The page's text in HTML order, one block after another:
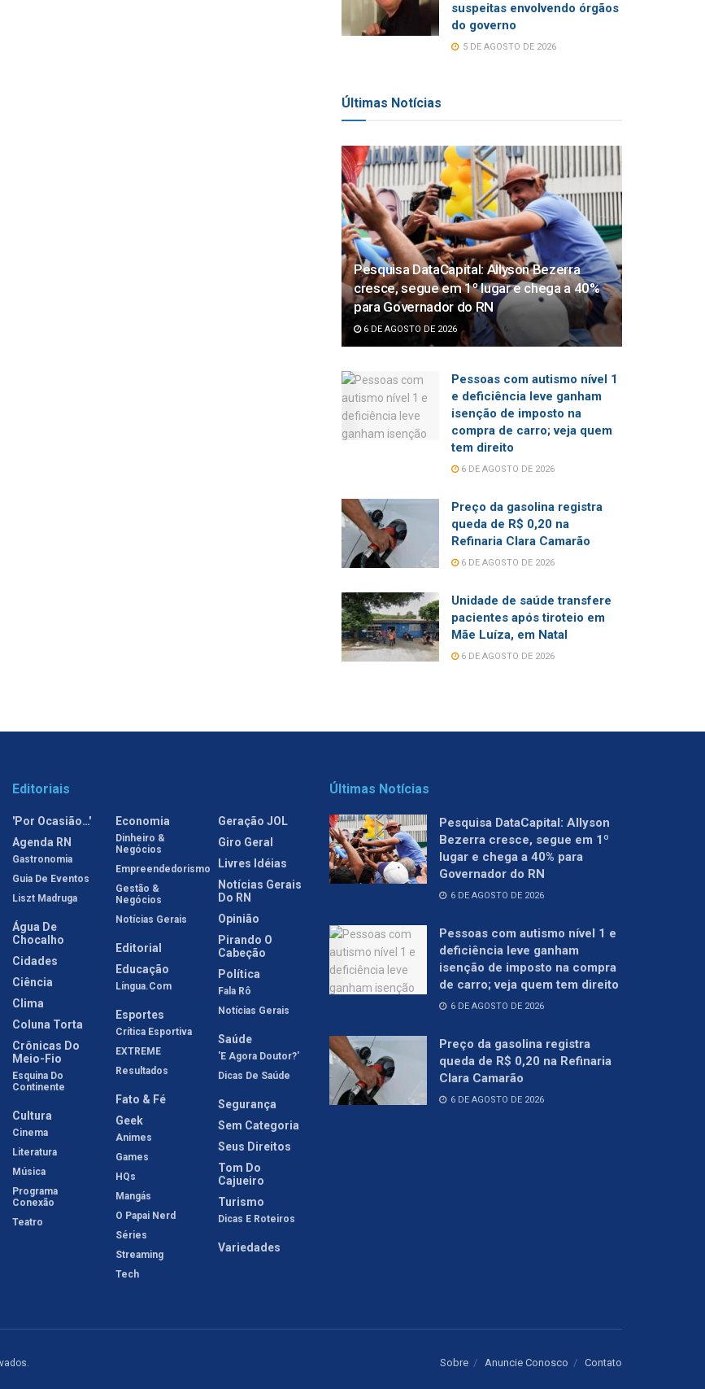
suspeitas envolvendo órgãos
do governo
5 DE AGOSTO DE 2026
Últimas Notícias
Pesquisa DataCapital: Allyson Bezerra
cresce, segue em 1º lugar e chega a 40%
para Governador do RN
6 DE AGOSTO DE 2026
Pessoas com autismo nível 1
e deficiência leve ganham
isenção de imposto na
compra de carro; veja quem
tem direito
6 DE AGOSTO DE 2026
Preço da gasolina registra
queda de R$ 0,20 na
Refinaria Clara Camarão
6 DE AGOSTO DE 2026
Unidade de saúde transfere
pacientes após tiroteio em
Mãe Luíza, em Natal
6 DE AGOSTO DE 2026
Editoriais
'Por Ocasião…'
Agenda RN
Gastronomia
Guia De Eventos
Liszt Madruga
Água De
Chocalho
Cidades
Ciência
Clima
Coluna Torta
Crônicas Do
Meio-Fio
Esquina Do
Continente
Cultura
Cinema
Literatura
Música
Programa
Conexão
Teatro
Economia
Dinheiro &
Negócios
Empreendedorismo
Gestão &
Negócios
Notícias Gerais
Editorial
Educação
Língua.com
Esportes
Crítica Esportiva
EXTREME
Resultados
Fato & Fé
Geek
Animes
Games
HQs
Mangás
O Papai Nerd
Séries
Streaming
Tech
Geração JOL
Giro Geral
Livres Idéias
Notícias Gerais
Do RN
Opinião
Pirando O
Cabeção
Política
Fala Rô
Notícias Gerais
Saúde
'E Agora Doutor?'
Dicas De Saúde
Segurança
Sem Categoria
Seus Direitos
Tom Do
Cajueiro
Turismo
Dicas E Roteiros
Variedades
Últimas Notícias
Pesquisa DataCapital: Allyson
Bezerra cresce, segue em 1º
lugar e chega a 40% para
Governador do RN
6 DE AGOSTO DE 2026
Pessoas com autismo nível 1 e
deficiência leve ganham
isenção de imposto na compra
de carro; veja quem tem direito
6 DE AGOSTO DE 2026
Preço da gasolina registra
queda de R$ 0,20 na Refinaria
Clara Camarão
6 DE AGOSTO DE 2026
Sobre Anuncie Conosco Contato